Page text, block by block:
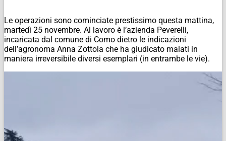
Le operazioni sono cominciate prestissimo questa mattina,
martedì 25 novembre. Al lavoro è l’azienda Peverelli,
incaricata dal comune di Como dietro le indicazioni
dell’agronoma Anna Zottola che ha giudicato malati in
maniera irreversibile diversi esemplari (in entrambe le vie).